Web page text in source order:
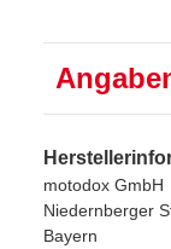
motodox GmbH
Niedernberger
Bayern